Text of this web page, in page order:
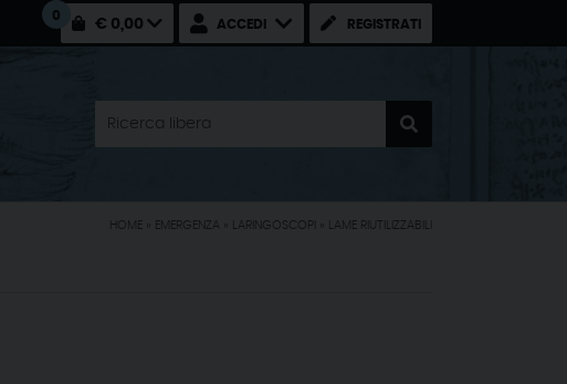
REGISTRATI
ACCEDI
0
€ 0,00
HOME EMERGENZA LARINGOSCOPI LAME RIUTILIZZABILI